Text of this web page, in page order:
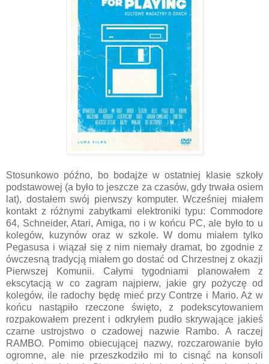
Stosunkowo późno, bo bodajże w ostatniej klasie szkoły
podstawowej (a było to jeszcze za czasów, gdy trwała osiem
lat), dostałem swój pierwszy komputer. Wcześniej miałem
kontakt z różnymi zabytkami elektroniki typu: Commodore
64, Schneider, Atari, Amiga, no i w końcu PC, ale było to u
kolegów, kuzynów oraz w szkole. W domu miałem tylko
Pegasusa i wiązał się z nim niemały dramat, bo zgodnie z
ówczesną tradycją miałem go dostać od Chrzestnej z okazji
Pierwszej Komunii. Całymi tygodniami planowałem z
ekscytacją w co zagram najpierw, jakie gry pożyczę od
kolegów, ile radochy będę mieć przy Contrze i Mario. Aż w
końcu nastąpiło rzeczone święto, z podekscytowaniem
rozpakowałem prezent i odkryłem pudło skrywające jakieś
czarne ustrojstwo o czadowej nazwie Rambo. A raczej
RAMBO. Pomimo obiecującej nazwy, rozczarowanie było
ogromne, ale nie przeszkodziło mi to cisnąć na konsoli